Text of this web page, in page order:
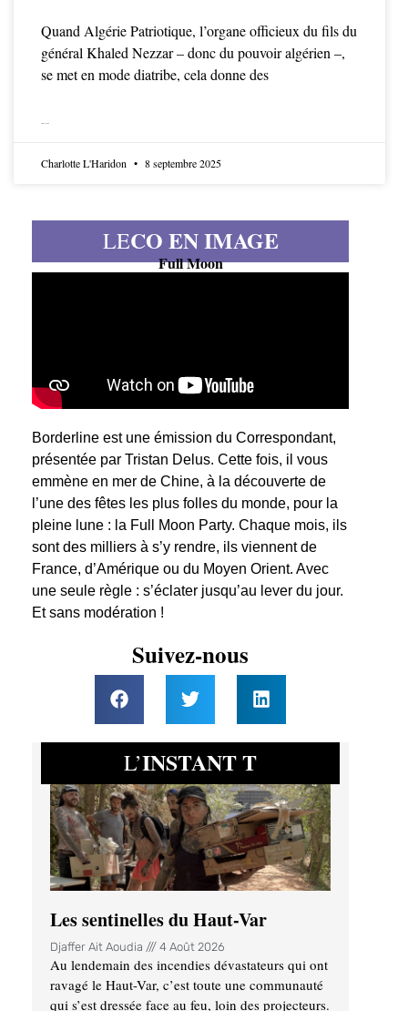
Quand Algérie Patriotique, l’organe officieux du fils du
général Khaled Nezzar – donc du pouvoir algérien –,
se met en mode diatribe, cela donne des
Charlotte L'Haridon 8 septembre 2025
LECO EN IMAGE
Full Moon
Borderline est une émission du Correspondant,
présentée par Tristan Delus. Cette fois, il vous
emmène en mer de Chine, à la découverte de
l’une des fêtes les plus folles du monde, pour la
pleine lune : la Full Moon Party. Chaque mois, ils
sont des milliers à s’y rendre, ils viennent de
France, d’Amérique ou du Moyen Orient. Avec
une seule règle : s’éclater jusqu’au lever du jour.
Et sans modération !
Suivez-nous
L’INSTANT T
Les sentinelles du Haut-Var
Djaffer Ait Aoudia 4 Août 2026
Au lendemain des incendies dévastateurs qui ont
ravagé le Haut-Var, c’est toute une communauté
qui s’est dressée face au feu, loin des projecteurs.